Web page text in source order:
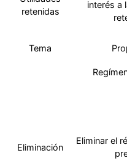
retenidas
interés a
Tema
Eliminación
Eliminar el